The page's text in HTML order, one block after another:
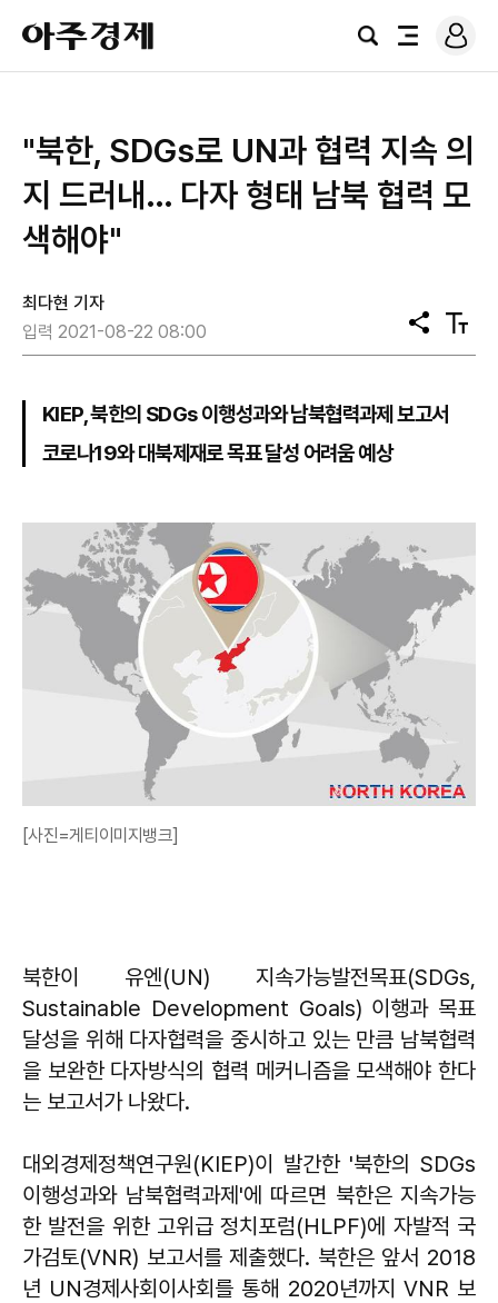
아
주
경
검
전
로
그
"북한, SDGs로 UN과 협력 지속 의
지 드러내… 다자 형태 남북 협력 모
색해야"
최다현 기자
입력 2021-08-22 08:00
공
유
텍
스
KIEP, 북한의 SDGs 이행성과와 남북협력과제 보고서
코로나19와 대북제재로 목표 달성 어려움 예상
[사진=게티이미지뱅크]
북한이 유엔(UN) 지속가능발전목표(SDGs,
Sustainable Development Goals) 이행과 목표
달성을 위해 다자협력을 중시하고 있는 만큼 남북협력
을 보완한 다자방식의 협력 메커니즘을 모색해야 한다
는 보고서가 나왔다.
대외경제정책연구원(KIEP)이 발간한 '북한의 SDGs
이행성과와 남북협력과제'에 따르면 북한은 지속가능
한 발전을 위한 고위급 정치포럼(HLPF)에 자발적 국
가검토(VNR) 보고서를 제출했다. 북한은 앞서 2018
년 UN경제사회이사회를 통해 2020년까지 VNR 보